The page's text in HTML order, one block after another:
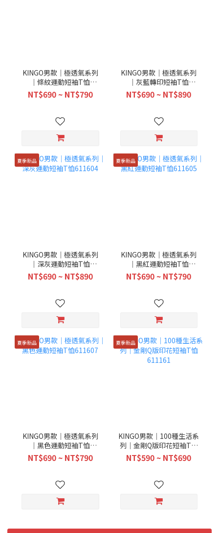
KINGO男款｜極透氣系列
｜條紋運動短袖T恤
611610
NT$690 ~ NT$790
KINGO男款｜極透氣系列
｜灰藍轉印短袖T恤
611603
NT$690 ~ NT$890
夏季新品
KINGO男款｜極透氣系列
｜深灰運動短袖T恤
611604
NT$690 ~ NT$890
夏季新品
KINGO男款｜極透氣系列
｜黑紅運動短袖T恤
611605
NT$690 ~ NT$790
夏季新品
KINGO男款｜極透氣系列
｜黑色運動短袖T恤
611607
NT$690 ~ NT$790
夏季新品
KINGO男款｜100種生活系
列｜金剛Q版印花短袖T恤
611161
NT$590 ~ NT$690